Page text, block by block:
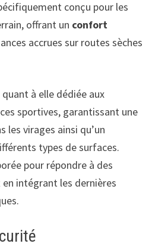
conçu pour les
offrant un confort
accrues sur routes sèches
à elle dédiée aux
sportives, garantissant une
les virages ainsi qu’un
types de surfaces.
pour répondre à des
intégrant les dernières